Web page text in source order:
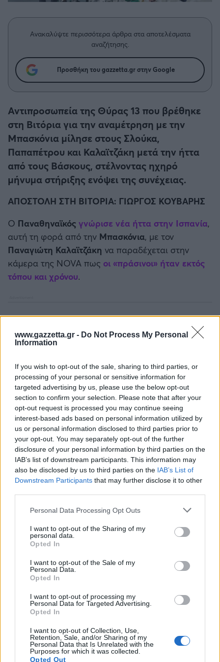
www.gazzetta.gr - Do Not Process My Personal
Information
If you wish to opt-out of the sale, sharing to third parties, or
processing of your personal or sensitive information for
targeted advertising by us, please use the below opt-out
section to confirm your selection. Please note that after your
opt-out request is processed you may continue seeing
interest-based ads based on personal information utilized by
us or personal information disclosed to third parties prior to
your opt-out. You may separately opt-out of the further
disclosure of your personal information by third parties on the
IAB’s list of downstream participants. This information may
also be disclosed by us to third parties on the IAB’s List of
Downstream Participants that may further disclose it to other
Please note that this website/app uses one or more Google
not limited to your visit or usage behaviour. You may click to
grant or deny consent to Google and its third-party tags to
use your data for below specified purposes in below Google
consent section.
Personal Data Processing Opt Outs
I want to opt-out of the Sharing of my
personal data.
Opted In
I want to opt-out of the Sale of my
Personal Data.
Opted In
I want to opt-out of processing my
Personal Data for Targeted Advertising.
Opted In
I want to opt-out of Collection, Use,
Retention, Sale, and/or Sharing of my
Personal Data that Is Unrelated with the
Purposes for which it was collected.
Opted Out
Δημήτρης Τσορμπατζόγλου
Λεβαδειακός
ΟΦΗ
Βόλος
Ατρόμητος Αθηνών
Αστέρας Τρίπολης
Παναιτωλικός
Καλαμάτα
Ηρακλής
Μπαρτσελόνα
Ατλέτικο Μαδρίτης
Μάντσεστερ Σίτι
Λίβερπουλ
Τσέλσι
Άρσεναλ
Γιουβέντους
Ίντερ
Μπάγερν Μονάχου
Παρί Σεν Ζερμέν
Μεγάλη μου Αγάπη
Μια Ιστορία από την Πόλη
Ανακαλύψτε περισσότερα άρθρα στα αποτελέσματα
αναζήτησης.
Προσθήκη του gazzetta.gr στην Google
Αντιπροσωπεία της Θύρας 13 που βρέθηκε
στη Βιτόρια για την αναμέτρηση με την
Μπασκόνια μίλησε στους Σλούκα,
Παπαπέτρου και Καλαϊτζάκη μετά την ήττα
από τους Βάσκους, στέλνοντας ηχηρό
μήνυμα στήριξης ενόψει της συνέχειας.
ΑΠΟΣΤΟΛΗ ΣΤΗ ΒΙΤΟΡΙΑ: ΓΙΩΡΓΟΣ ΚΟΥΒΑΡΗΣ
Ο Παναθηναϊκός γνώρισε νέα ήττα στην Ισπανία,
αυτή τη φορά από την Μπασκόνια, με τον
Παναγιώτη Καλαϊτζάκη να παραδέχεται στην
κάμερα της NOVA πως οι «πράσινοι» ήταν εκτός
τόπου και χρόνου.
Πλέον ο Παναθηναϊκός έχει μπροστά του το
ντέρμπι στο ΟΑΚΑ με τον
Stoiximan GBL(20/1, 20:15) και αντιπροσωπεία
της Θύρας 13 που βρέθηκε στη Βιτόρια, μίλησε
έξω από τη Fernando Buesa Arena στους